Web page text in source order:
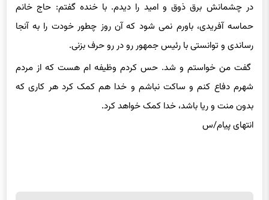
در چشمانش برق ذوق و امید را دیدم. با خنده گفتم: حاج خانم
حماسه آفریدی، باورم نمی شود که آن روز چطور خودت را به آنجا
رساندی و توانستی با رئیس جمهور رو در رو حرف بزنی.
گفت من خواستم و شد. حس کردم وظیفه ام هست که از مردم
شهرم دفاع کنم و ساکت نباشم و خدا هم کمک کرد هر کاری که
بدون منت و ریا باشد، خدا کمک خواهد کرد.
انتهای پیام/س